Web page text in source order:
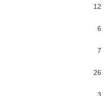
12
6
7
26